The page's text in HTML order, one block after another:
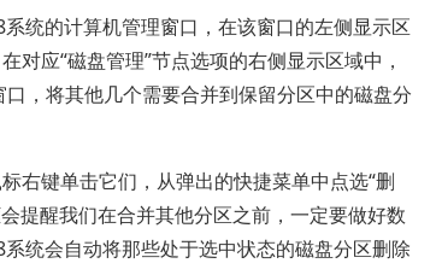
的计算机管理窗口，在该窗口的左侧显示区
对应“磁盘管理”节点选项的右侧显示区域中，
，将其他几个需要合并到保留分区中的磁盘分
键单击它们，从弹出的快捷菜单中点选“删
提醒我们在合并其他分区之前，一定要做好数
统会自动将那些处于选中状态的磁盘分区删除